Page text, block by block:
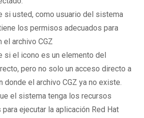
si usted, como usuario del sistema
los permisos adecuados para
el archivo CGZ
si el icono es un elemento del
pero no solo un acceso directo a
donde el archivo CGZ ya no existe.
el sistema tenga los recursos
ejecutar la aplicación Red Hat